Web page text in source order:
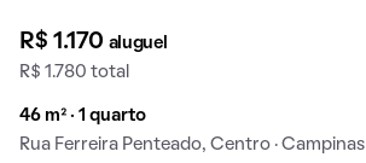
R$ 1.170 aluguel
R$ 1.780 total
46 m² · 1 quarto
Rua Ferreira Penteado, Centro · Campinas